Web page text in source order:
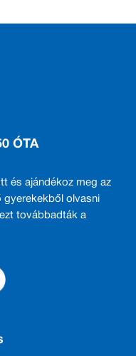
ÓTA
és ajándékoz meg az
gyerekekből olvasni
továbbadták a